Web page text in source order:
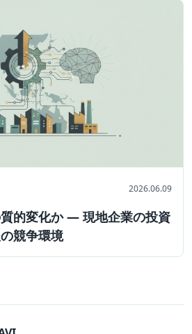
2026.06.09
的変化か ― 現地企業の投資
競争環境